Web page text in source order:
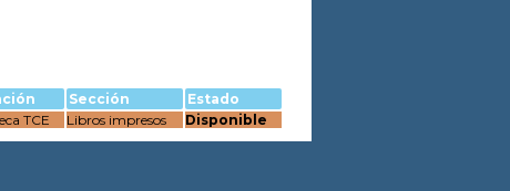
Sección
Estado
TCE Libros impresos Disponible